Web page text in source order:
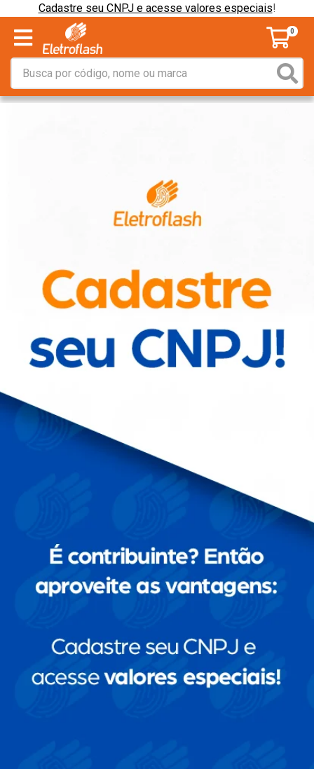
Cadastre seu CNPJ e acesse valores especiais!
0